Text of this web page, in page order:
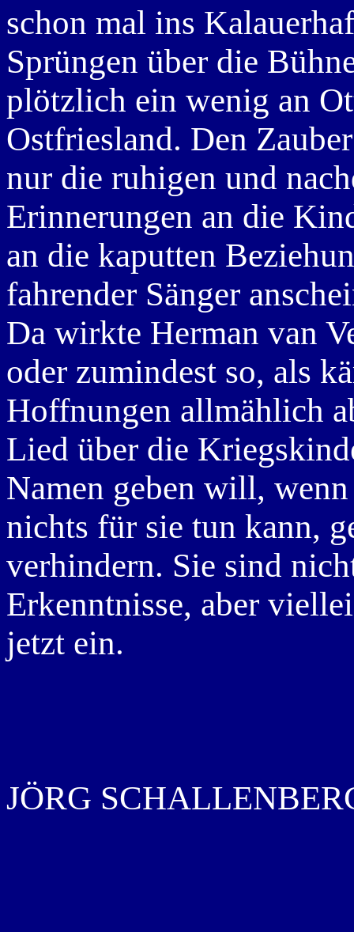
schon mal ins
Sprüngen über die
plötzlich ein wenig an
Ostfriesland. Den
nur die ruhigen und
Erinnerungen an die
an die kaputten
fahrender Sänger
Da wirkte Herman van
oder zumindest so, als
Hoffnungen allmählich
Lied über die
Namen geben will,
nichts für sie tun kann,
verhindern. Sie sind
Erkenntnisse, aber
jetzt ein.
JÖRG